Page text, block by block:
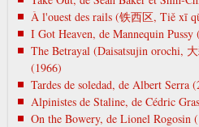
À l'ouest des rails (铁西区, Tiě xī
I Got Heaven, de Mannequin Pussy
The Betrayal (Daisatsujin orochi,
(1966)
Tardes de soledad, de Albert Serra
Alpinistes de Staline, de Cédric
On the Bowery, de Lionel Rogosin